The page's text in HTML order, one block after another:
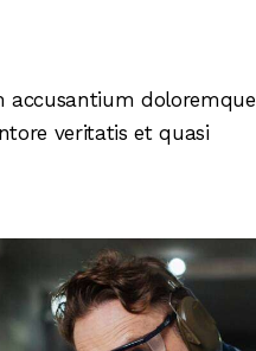
accusantium doloremque
veritatis et quasi